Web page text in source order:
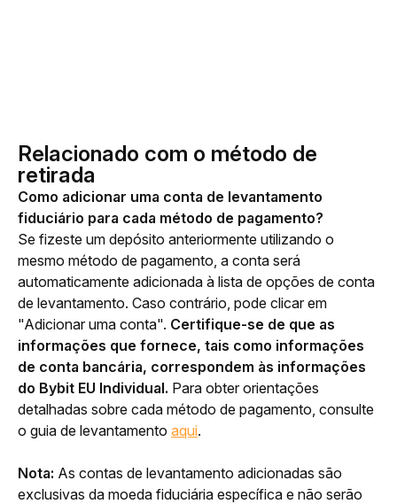
Relacionado com o método de
retirada
Como adicionar uma conta de levantamento
fiduciário para cada método de pagamento?
Se fizeste um depósito anteriormente utilizando o
mesmo método de pagamento, a conta será
automaticamente adicionada à lista de opções de conta
de levantamento. Caso contrário, pode clicar em
"Adicionar uma conta". Certifique-se de que as
informações que fornece, tais como informações
de conta bancária, correspondem às informações
do Bybit EU Individual. Para obter orientações
detalhadas sobre cada método de pagamento, consulte
o guia de levantamento aqui.
Nota: As contas de levantamento adicionadas são
exclusivas da moeda fiduciária específica e não serão